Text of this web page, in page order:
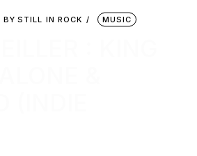
BY STILL IN ROCK MUSIC